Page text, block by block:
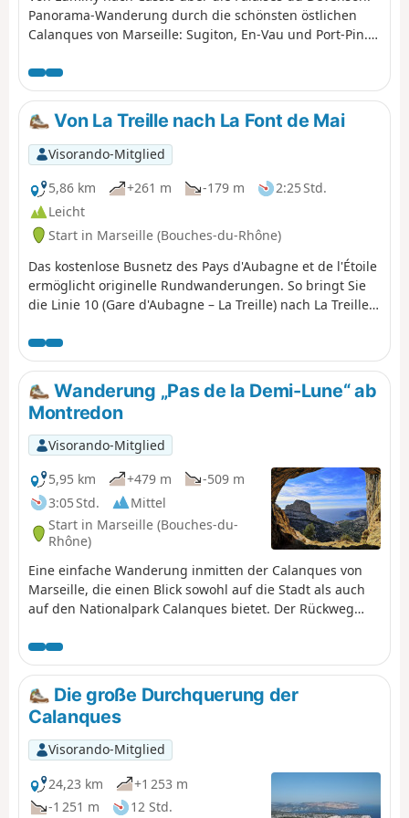
Panorama-Wanderung durch die schönsten östlichen
Calanques von Marseille: Sugiton, En-Vau und Port-Pin.
besonderen Vorschriften unterliegt. Bei Nichtbeachtung
dieser Vorschriften droht Ihnen eine Geldstrafe von bis
zu 1500 €.
Von La Treille nach La Font de Mai
Visorando-Mitglied
5,86 km
+261 m -179 m
2:25 Std.
Leicht
Start in Marseille (Bouches-du-Rhône)
Das kostenlose Busnetz des Pays d'Aubagne et de l'Étoile
ermöglicht originelle Rundwanderungen. So bringt Sie
die Linie 10 (Gare d'Aubagne – La Treille) nach La Treille,
entfernt. Von dort aus können Sie in die Hügel
aufbrechen, in denen er seine Filme drehte.
Anschließend kommen Sie an der herrlichen Domaine de
la Font de Mai vorbei. Von dort aus können Sie mit der
Buslinie 14 (Éoures – Bahnhof Aubagne) nach Aubagne
zurückgehen. Achtung, diese Busse gehen sonntags
nicht.
Wanderung „Pas de la Demi-Lune“ ab
Montredon
Visorando-Mitglied
5,95 km
+479 m
-509 m
3:05 Std.
Mittel
Start in Marseille (Bouches-du-
Rhône)
Eine einfache Wanderung inmitten der Calanques von
Marseille, die einen Blick sowohl auf die Stadt als auch
auf den Nationalpark Calanques bietet. Der Rückweg
schönen Blick auf Les Goudes hat. Für diejenigen, die die
vorgeschlagenen Passagen nicht nehmen möchten,
werden in der Beschreibung alternative Routen
angeboten.
Die große Durchquerung der
Calanques
Visorando-Mitglied
24,23 km
+1 253 m
-1 251 m
12 Std.